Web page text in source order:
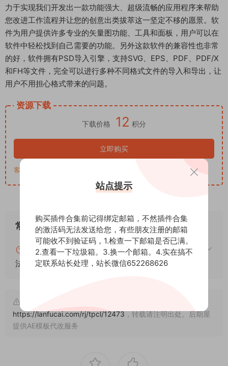
力于实现我们开发出一款功能强大、超级流畅的应用程序来帮助
您改进工作流程并让您的创意出类拔萃这一坚定不移的愿景。软
件为用户提供许多专业的矢量图功能、工具和面板，用户可以在
软件中轻松找到自己需要的功能。另外这款软件的兼容性也非常
的好，软件拥有PSD导入引擎，支持SVG、EPS、PDF、PDF/X
和FH等文件，完全可以进行多种不同格式文件的导入和导出，让
用户不用担心格式带来的问题。
资源下载
下载价格 12 积分
立即购买
客服QQ：652268626
常见问题
blender怎么安装插件？blender插件安装通用方
法！
https://lanfucai.com/rj/tpcl/12473，转载请注明出处。后期屋
提供AE模板代改服务
站点提示
购买插件合集前记得绑定邮箱，不然插件合集
的激活码无法发送给您，有些朋友注册的邮箱
可能收不到验证码，1.检查一下邮箱是否已满。
2.查看一下垃圾箱。3.换一个邮箱。4.实在搞不
定联系站长处理，站长微信652268626